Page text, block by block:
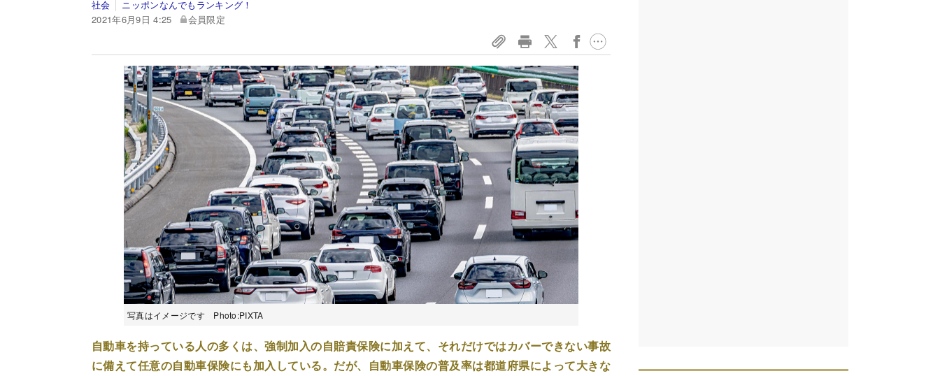
社会
ニッポンなんでもランキング！
2021年6月9日 4:25
会員限定
写真はイメージです Photo:PIXTA
自動車を持っている人の多くは、強制加入の自賠責保険に加えて、それだけではカバーできない事故
に備えて任意の自動車保険にも加入している。だが、自動車保険の普及率は都道府県によって大きな